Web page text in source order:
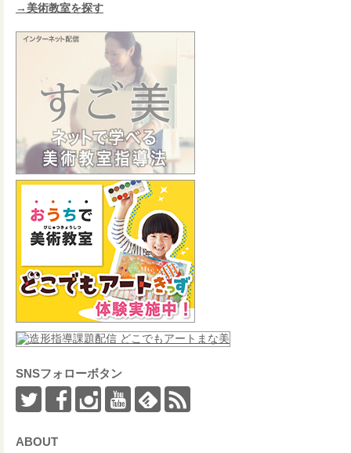
→美術教室を探す
SNSフォローボタン
ABOUT